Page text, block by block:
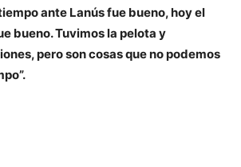
ante Lanús fue bueno, hoy el
bueno. Tuvimos la pelota y
pero son cosas que no podemos